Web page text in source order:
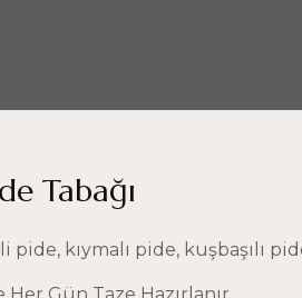
Tabağı
pide, kıymalı pide, kuşbaşılı